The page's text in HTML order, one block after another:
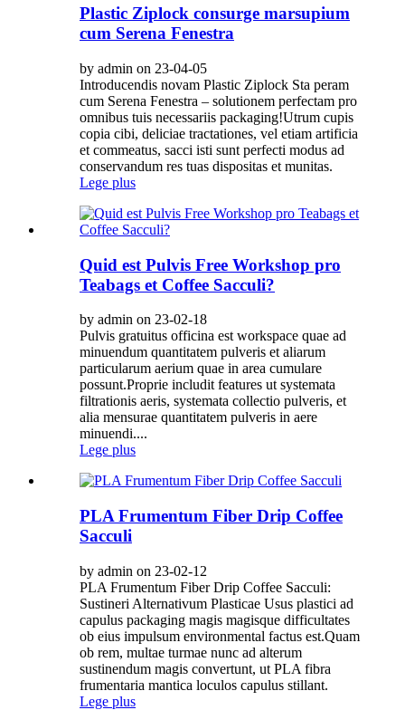
Plastic Ziplock consurge marsupium
cum Serena Fenestra
by admin on 23-04-05
Introducendis novam Plastic Ziplock Sta peram
cum Serena Fenestra – solutionem perfectam pro
omnibus tuis necessariis packaging!Utrum cupis
copia cibi, deliciae tractationes, vel etiam artificia
et commeatus, sacci isti sunt perfecti modus ad
conservandum res tuas dispositas et munitas.
Lege plus
Quid est Pulvis Free Workshop pro
Teabags et Coffee Sacculi?
by admin on 23-02-18
Pulvis gratuitus officina est workspace quae ad
minuendum quantitatem pulveris et aliarum
particularum aerium quae in area cumulare
possunt.Proprie includit features ut systemata
filtrationis aeris, systemata collectio pulveris, et
alia mensurae quantitatem pulveris in aere
minuendi....
Lege plus
PLA Frumentum Fiber Drip Coffee
Sacculi
by admin on 23-02-12
PLA Frumentum Fiber Drip Coffee Sacculi:
Sustineri Alternativum Plasticae Usus plastici ad
capulus packaging magis magisque difficultates
ob eius impulsum environmental factus est.Quam
ob rem, multae turmae nunc ad alterum
sustinendum magis convertunt, ut PLA fibra
frumentaria mantica loculos capulus stillant.
Lege plus